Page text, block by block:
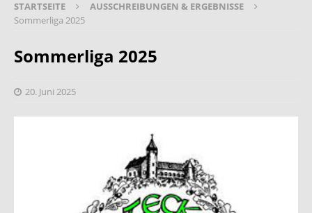
STARTSEITE
AUSSCHREIBUNGEN & ERGEBNISSE
Sommerliga 2025
Sommerliga 2025
20. Juni 2025